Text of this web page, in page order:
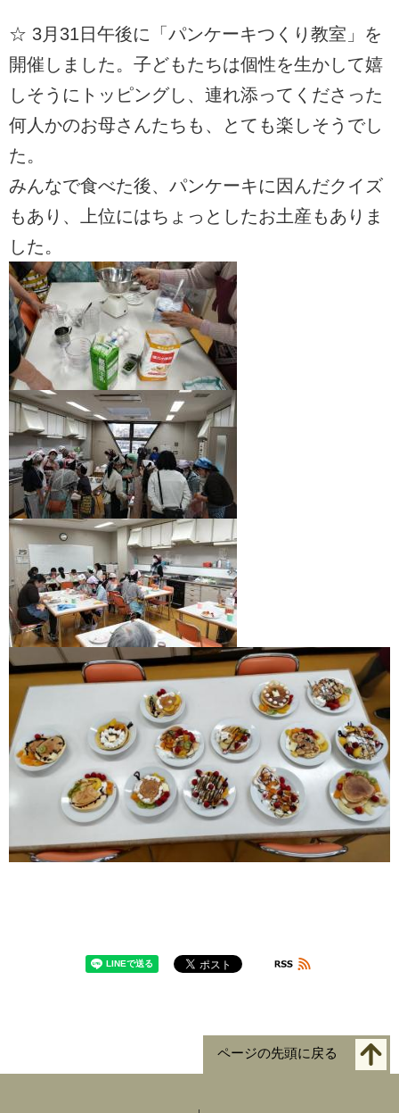
☆ 3月31日午後に「パンケーキつくり教室」を
開催しました。子どもたちは個性を生かして嬉
しそうにトッピングし、連れ添ってくださった
何人かのお母さんたちも、とても楽しそうでし
た。
みんなで食べた後、パンケーキに因んだクイズ
もあり、上位にはちょっとしたお土産もありま
した。
ページの先頭に戻る